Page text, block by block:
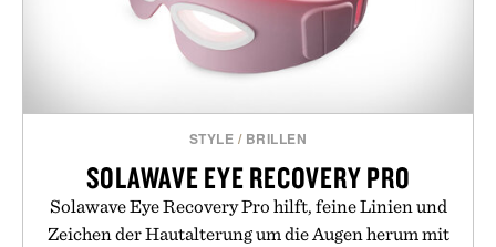
STYLE / BRILLEN
SOLAWAVE EYE RECOVERY PRO
Solawave Eye Recovery Pro hilft, feine Linien und
Zeichen der Hautalterung um die Augen herum mit